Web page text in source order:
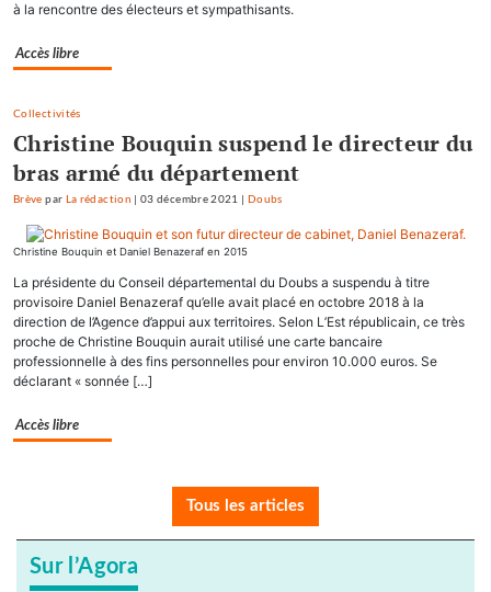
à la rencontre des électeurs et sympathisants.
Accès libre
Collectivités
Christine Bouquin suspend le directeur du
bras armé du département
Brève par La rédaction |03 décembre 2021 Doubs
Christine Bouquin et Daniel Benazeraf en 2015
La présidente du Conseil départemental du Doubs a suspendu à titre
provisoire Daniel Benazeraf qu’elle avait placé en octobre 2018 à la
direction de l’Agence d’appui aux territoires. Selon L’Est républicain, ce très
proche de Christine Bouquin aurait utilisé une carte bancaire
professionnelle à des fins personnelles pour environ 10.000 euros. Se
déclarant « sonnée […]
Accès libre
Tous les articles
Sur l’Agora